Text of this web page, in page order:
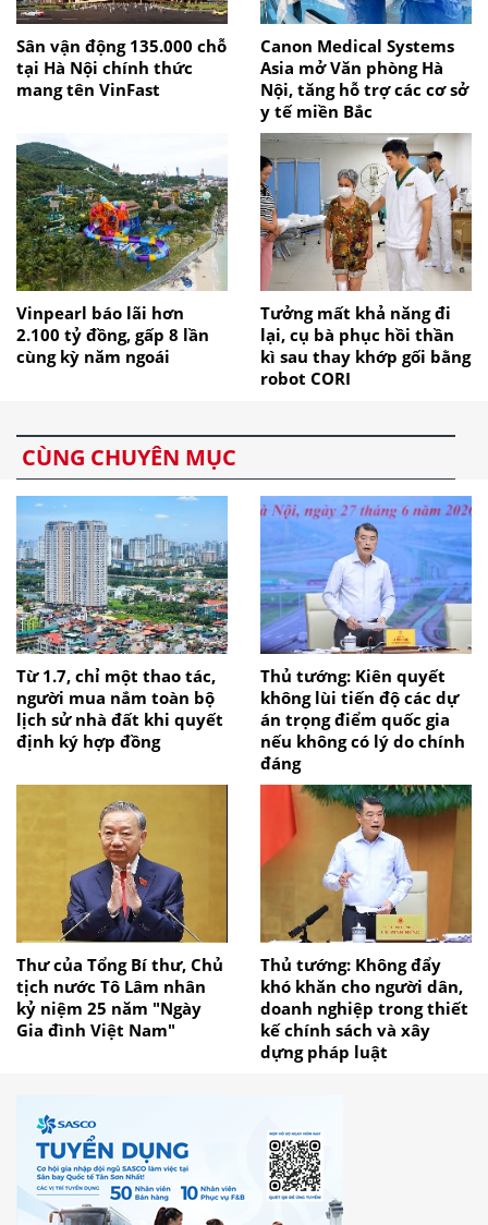
Sân vận động 135.000 chỗ
tại Hà Nội chính thức
mang tên VinFast
Canon Medical Systems
Asia mở Văn phòng Hà
Nội, tăng hỗ trợ các cơ sở
y tế miền Bắc
Vinpearl báo lãi hơn
2.100 tỷ đồng, gấp 8 lần
cùng kỳ năm ngoái
Tưởng mất khả năng đi
lại, cụ bà phục hồi thần
kì sau thay khớp gối bằng
robot CORI
CÙNG CHUYÊN MỤC
Từ 1.7, chỉ một thao tác,
người mua nắm toàn bộ
lịch sử nhà đất khi quyết
định ký hợp đồng
Thủ tướng: Kiên quyết
không lùi tiến độ các dự
án trọng điểm quốc gia
nếu không có lý do chính
đáng
Thư của Tổng Bí thư, Chủ
tịch nước Tô Lâm nhân
kỷ niệm 25 năm "Ngày
Gia đình Việt Nam"
Thủ tướng: Không đẩy
khó khăn cho người dân,
doanh nghiệp trong thiết
kế chính sách và xây
dựng pháp luật